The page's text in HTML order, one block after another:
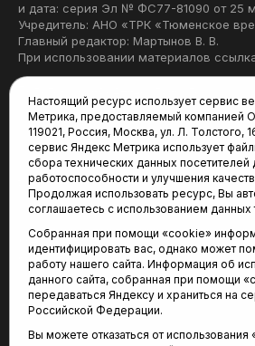
и дата: серия Эл № ФС77-81090 от 25
Учредитель: АНО «ТРК «Тюменское
Главный редактор: Мартынов В. В.
При использовании материалов
Редакция:
625035, Тюмень, пр.
(3452) 68-22-28
tum-arena@mail.ru
Отдел продаж:
(3452) 68-89-78
kotovaev@sibinformburo.ru
Настоящий ресурс использует сервис
Метрика, предоставляемый
119021, Россия, Москва, ул. Л. Толстого,
сервис Яндекс Метрика использует
сбора технических данных
работоспособности и улучшения
Продолжая использовать ресурс, Вы
соглашаетесь с использованием данных
Собранная при помощи «cookie»
идентифицировать вас, однако может
работу нашего сайта. Информация об
данного сайта, собранная при помощи
передаваться Яндексу и храниться на
Российской Федерации.
Вы можете отказаться от